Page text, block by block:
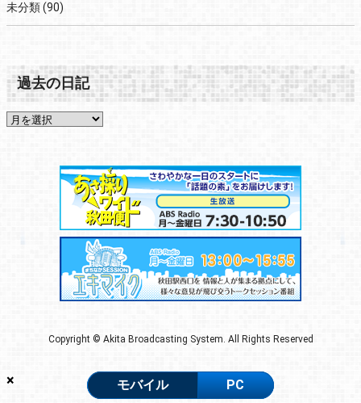
×
未分類(90)
過去の日記
Copyright © Akita Broadcasting System. All Rights Reserved
モバイル PC